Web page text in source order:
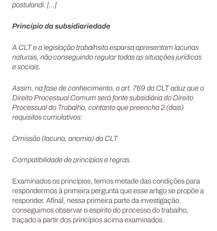
postulandi. […]
Princípio da subsidiariedade
A CLT e a legislação trabalhsita esparsa apresentam lacunas
naturais, não conseguindo regular todas as situações jurídicas
e sociais.
Assim, na fase de conhecimento, o art. 769 da CLT aduz que o
Direito Processual Comum será fonte subsidiária do Direito
Processual do Trabalho, contanto que preencha 2 (dois)
requisitos cumulativos:
Omissão (lacuna, anomia) da CLT
Compatibilidade de princípios e regras.
Examinados os princípios, temos metade das condições para
respondermos à primeira pergunta que esse artigo se propõe a
responder. Afinal, nessa primeira parte da investigação,
conseguimos observar o espírito do processo do trabalho,
traçado a partir dos princípios acima examinados.